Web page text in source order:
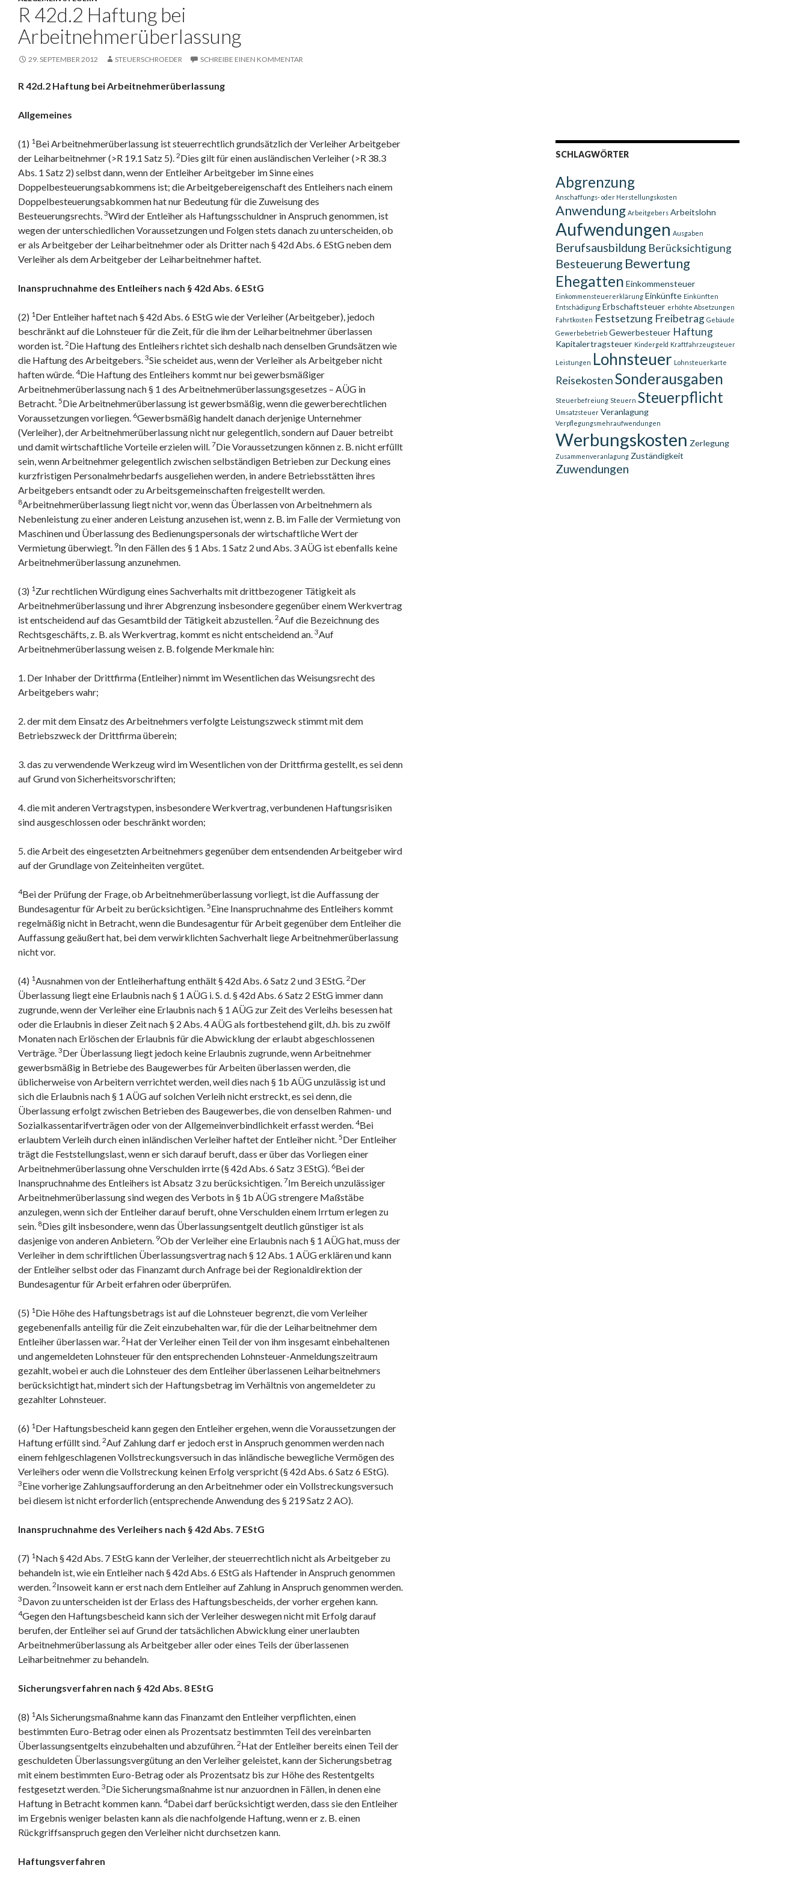
R 42d.2 Haftung bei
Arbeitnehmerüberlassung
29. SEPTEMBER 2012 STEUERSCHROEDER SCHREIBE EINEN KOMMENTAR
R 42d.2 Haftung bei Arbeitnehmerüberlassung
Allgemeines
(1) 1 Bei Arbeitnehmerüberlassung ist steuerrechtlich grundsätzlich der Verleiher Arbeitgeber
der Leiharbeitnehmer (>R 19.1 Satz 5). 2Dies gilt für einen ausländischen Verleiher (>R 38.3
Abs. 1 Satz 2) selbst dann, wenn der Entleiher Arbeitgeber im Sinne eines
Doppelbesteuerungsabkommens ist; die Arbeitgebereigenschaft des Entleihers nach einem
Doppelbesteuerungsabkommen hat nur Bedeutung für die Zuweisung des
Besteuerungsrechts. 3Wird der Entleiher als Haftungsschuldner in Anspruch genommen, ist
wegen der unterschiedlichen Voraussetzungen und Folgen stets danach zu unterscheiden, ob
er als Arbeitgeber der Leiharbeitnehmer oder als Dritter nach § 42d Abs. 6 EStG neben dem
Verleiher als dem Arbeitgeber der Leiharbeitnehmer haftet.
Inanspruchnahme des Entleihers nach § 42d Abs. 6 EStG
(2) 1 Der Entleiher haftet nach § 42d Abs. 6 EStG wie der Verleiher (Arbeitgeber), jedoch
beschränkt auf die Lohnsteuer für die Zeit, für die ihm der Leiharbeitnehmer überlassen
worden ist. 2Die Haftung des Entleihers richtet sich deshalb nach denselben Grundsätzen wie
die Haftung des Arbeitgebers. 3Sie scheidet aus, wenn der Verleiher als Arbeitgeber nicht
haften würde. 4Die Haftung des Entleihers kommt nur bei gewerbsmäßiger
Arbeitnehmerüberlassung nach § 1 des Arbeitnehmerüberlassungsgesetzes – AÜG in
Betracht. 5Die Arbeitnehmerüberlassung ist gewerbsmäßig, wenn die gewerberechtlichen
Voraussetzungen vorliegen. 6Gewerbsmäßig handelt danach derjenige Unternehmer
(Verleiher), der Arbeitnehmerüberlassung nicht nur gelegentlich, sondern auf Dauer betreibt
und damit wirtschaftliche Vorteile erzielen will. 7Die Voraussetzungen können z. B. nicht erfüllt
sein, wenn Arbeitnehmer gelegentlich zwischen selbständigen Betrieben zur Deckung eines
kurzfristigen Personalmehrbedarfs ausgeliehen werden, in andere Betriebsstätten ihres
Arbeitgebers entsandt oder zu Arbeitsgemeinschaften freigestellt werden.
8Arbeitnehmerüberlassung liegt nicht vor, wenn das Überlassen von Arbeitnehmern als
Nebenleistung zu einer anderen Leistung anzusehen ist, wenn z. B. im Falle der Vermietung von
Maschinen und Überlassung des Bedienungspersonals der wirtschaftliche Wert der
Vermietung überwiegt. 9In den Fällen des § 1 Abs. 1 Satz 2 und Abs. 3 AÜG ist ebenfalls keine
Arbeitnehmerüberlassung anzunehmen.
(3) 1 Zur rechtlichen Würdigung eines Sachverhalts mit drittbezogener Tätigkeit als
Arbeitnehmerüberlassung und ihrer Abgrenzung insbesondere gegenüber einem Werkvertrag
ist entscheidend auf das Gesamtbild der Tätigkeit abzustellen. 2Auf die Bezeichnung des
Rechtsgeschäfts, z. B. als Werkvertrag, kommt es nicht entscheidend an. 3Auf
Arbeitnehmerüberlassung weisen z. B. folgende Merkmale hin:
1. Der Inhaber der Drittfirma (Entleiher) nimmt im Wesentlichen das Weisungsrecht des
Arbeitgebers wahr;
2. der mit dem Einsatz des Arbeitnehmers verfolgte Leistungszweck stimmt mit dem
Betriebszweck der Drittfirma überein;
3. das zu verwendende Werkzeug wird im Wesentlichen von der Drittfirma gestellt, es sei denn
auf Grund von Sicherheitsvorschriften;
4. die mit anderen Vertragstypen, insbesondere Werkvertrag, verbundenen Haftungsrisiken
sind ausgeschlossen oder beschränkt worden;
5. die Arbeit des eingesetzten Arbeitnehmers gegenüber dem entsendenden Arbeitgeber wird
auf der Grundlage von Zeiteinheiten vergütet.
4Bei der Prüfung der Frage, ob Arbeitnehmerüberlassung vorliegt, ist die Auffassung der
Bundesagentur für Arbeit zu berücksichtigen. 5Eine Inanspruchnahme des Entleihers kommt
regelmäßig nicht in Betracht, wenn die Bundesagentur für Arbeit gegenüber dem Entleiher die
Auffassung geäußert hat, bei dem verwirklichten Sachverhalt liege Arbeitnehmerüberlassung
nicht vor.
(4) 1Ausnahmen von der Entleiherhaftung enthält § 42d Abs. 6 Satz 2 und 3 EStG. 2Der
Überlassung liegt eine Erlaubnis nach § 1 AÜG i. S. d. § 42d Abs. 6 Satz 2 EStG immer dann
zugrunde, wenn der Verleiher eine Erlaubnis nach § 1 AÜG zur Zeit des Verleihs besessen hat
oder die Erlaubnis in dieser Zeit nach § 2 Abs. 4 AÜG als fortbestehend gilt, d.h. bis zu zwölf
Monaten nach Erlöschen der Erlaubnis für die Abwicklung der erlaubt abgeschlossenen
Verträge. 3Der Überlassung liegt jedoch keine Erlaubnis zugrunde, wenn Arbeitnehmer
gewerbsmäßig in Betriebe des Baugewerbes für Arbeiten überlassen werden, die
üblicherweise von Arbeitern verrichtet werden, weil dies nach § 1b AÜG unzulässig ist und
sich die Erlaubnis nach § 1 AÜG auf solchen Verleih nicht erstreckt, es sei denn, die
Überlassung erfolgt zwischen Betrieben des Baugewerbes, die von denselben Rahmen- und
Sozialkassentarifverträgen oder von der Allgemeinverbindlichkeit erfasst werden. 4Bei
erlaubtem Verleih durch einen inländischen Verleiher haftet der Entleiher nicht. 5Der Entleiher
trägt die Feststellungslast, wenn er sich darauf beruft, dass er über das Vorliegen einer
Arbeitnehmerüberlassung ohne Verschulden irrte (§ 42d Abs. 6 Satz 3 EStG). 6Bei der
Inanspruchnahme des Entleihers ist Absatz 3 zu berücksichtigen. 7Im Bereich unzulässiger
Arbeitnehmerüberlassung sind wegen des Verbots in § 1b AÜG strengere Maßstäbe
anzulegen, wenn sich der Entleiher darauf beruft, ohne Verschulden einem Irrtum erlegen zu
sein. 8Dies gilt insbesondere, wenn das Überlassungsentgelt deutlich günstiger ist als
dasjenige von anderen Anbietern. 9Ob der Verleiher eine Erlaubnis nach § 1 AÜG hat, muss der
Verleiher in dem schriftlichen Überlassungsvertrag nach § 12 Abs. 1 AÜG erklären und kann
der Entleiher selbst oder das Finanzamt durch Anfrage bei der Regionaldirektion der
Bundesagentur für Arbeit erfahren oder überprüfen.
(5) 1 Die Höhe des Haftungsbetrags ist auf die Lohnsteuer begrenzt, die vom Verleiher
gegebenenfalls anteilig für die Zeit einzubehalten war, für die der Leiharbeitnehmer dem
Entleiher überlassen war. 2Hat der Verleiher einen Teil der von ihm insgesamt einbehaltenen
und angemeldeten Lohnsteuer für den entsprechenden Lohnsteuer-Anmeldungszeitraum
gezahlt, wobei er auch die Lohnsteuer des dem Entleiher überlassenen Leiharbeitnehmers
berücksichtigt hat, mindert sich der Haftungsbetrag im Verhältnis von angemeldeter zu
gezahlter Lohnsteuer.
(6) 1 Der Haftungsbescheid kann gegen den Entleiher ergehen, wenn die Voraussetzungen der
Haftung erfüllt sind. 2Auf Zahlung darf er jedoch erst in Anspruch genommen werden nach
einem fehlgeschlagenen Vollstreckungsversuch in das inländische bewegliche Vermögen des
Verleihers oder wenn die Vollstreckung keinen Erfolg verspricht (§ 42d Abs. 6 Satz 6 EStG).
3Eine vorherige Zahlungsaufforderung an den Arbeitnehmer oder ein Vollstreckungsversuch
bei diesem ist nicht erforderlich (entsprechende Anwendung des § 219 Satz 2 AO).
Inanspruchnahme des Verleihers nach § 42d Abs. 7 EStG
(7) 1 Nach § 42d Abs. 7 EStG kann der Verleiher, der steuerrechtlich nicht als Arbeitgeber zu
behandeln ist, wie ein Entleiher nach § 42d Abs. 6 EStG als Haftender in Anspruch genommen
werden. 2Insoweit kann er erst nach dem Entleiher auf Zahlung in Anspruch genommen werden.
3Davon zu unterscheiden ist der Erlass des Haftungsbescheids, der vorher ergehen kann.
4Gegen den Haftungsbescheid kann sich der Verleiher deswegen nicht mit Erfolg darauf
berufen, der Entleiher sei auf Grund der tatsächlichen Abwicklung einer unerlaubten
Arbeitnehmerüberlassung als Arbeitgeber aller oder eines Teils der überlassenen
Leiharbeitnehmer zu behandeln.
Sicherungsverfahren nach § 42d Abs. 8 EStG
(8) 1Als Sicherungsmaßnahme kann das Finanzamt den Entleiher verpflichten, einen
bestimmten Euro-Betrag oder einen als Prozentsatz bestimmten Teil des vereinbarten
Überlassungsentgelts einzubehalten und abzuführen. 2Hat der Entleiher bereits einen Teil der
geschuldeten Überlassungsvergütung an den Verleiher geleistet, kann der Sicherungsbetrag
mit einem bestimmten Euro-Betrag oder als Prozentsatz bis zur Höhe des Restentgelts
festgesetzt werden. 3Die Sicherungsmaßnahme ist nur anzuordnen in Fällen, in denen eine
Haftung in Betracht kommen kann. 4Dabei darf berücksichtigt werden, dass sie den Entleiher
im Ergebnis weniger belasten kann als die nachfolgende Haftung, wenn er z. B. einen
Rückgriffsanspruch gegen den Verleiher nicht durchsetzen kann.
Haftungsverfahren
SCHLAGWÖRTER
Abgrenzung
Anschaffungs- oder Herstellungskosten
Anwendung Arbeitgebers Arbeitslohn
Aufwendungen Ausgaben
Berufsausbildung Berücksichtigung
Besteuerung Bewertung
Ehegatten Einkommensteuer
Einkommensteuererklärung Einkünfte Einkünften
Entschädigung Erbschaftsteuer erhöhte Absetzungen
Fahrtkosten Festsetzung Freibetrag Gebäude
Gewerbebetrieb Gewerbesteuer Haftung
Kapitalertragsteuer Kindergeld Kraftfahrzeugsteuer
Leistungen Lohnsteuer Lohnsteuerkarte
ReisekostenSonderausgaben
Steuerbefreiung Steuern Steuerpflicht
Umsatzsteuer Veranlagung
Verpflegungsmehraufwendungen
Werbungskosten Zerlegung
Zusammenveranlagung Zuständigkeit
Zuwendungen